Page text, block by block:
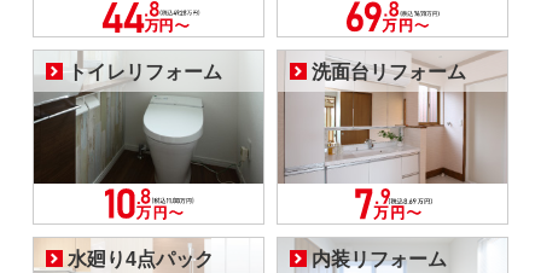
トイレリフォーム 洗面台リフォーム
水廻り4点パック 内装リフォーム